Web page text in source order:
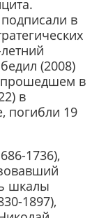
в
(2008)
прошедшем в
в
погибли 19
1736),
шкалы
1897),